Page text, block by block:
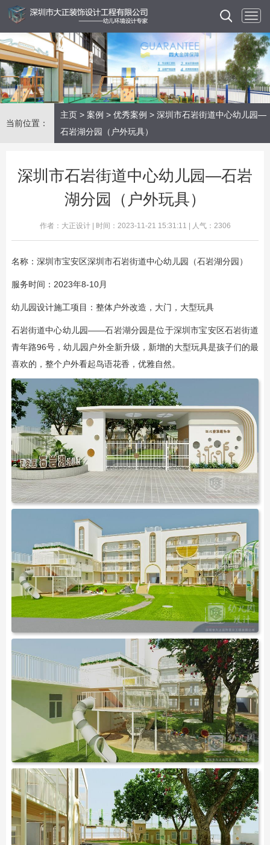
当前位置：
主页 > 案例 > 优秀案例 > 深圳市石岩街道中心幼儿园—
石岩湖分园（户外玩具）
深圳市石岩街道中心幼儿园—石岩
湖分园（户外玩具）
作者：大正设计 | 时间：2023-11-21 15:31:11 | 人气：2306
名称：深圳市宝安区深圳市石岩街道中心幼儿园（石岩湖分园）
服务时间：2023年8-10月
幼儿园设计施工项目：整体户外改造，大门，大型玩具
石岩街道中心幼儿园——石岩湖分园是位于深圳市宝安区石岩街道
青年路96号，幼儿园户外全新升级，新增的大型玩具是孩子们的最
喜欢的，整个户外看起鸟语花香，优雅自然。